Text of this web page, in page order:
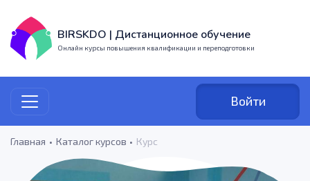
BIRSKDO | Дистанционное обучение
Онлайн курсы повышения квалификации и переподготовки
Войти
Главная Каталог курсов Курс